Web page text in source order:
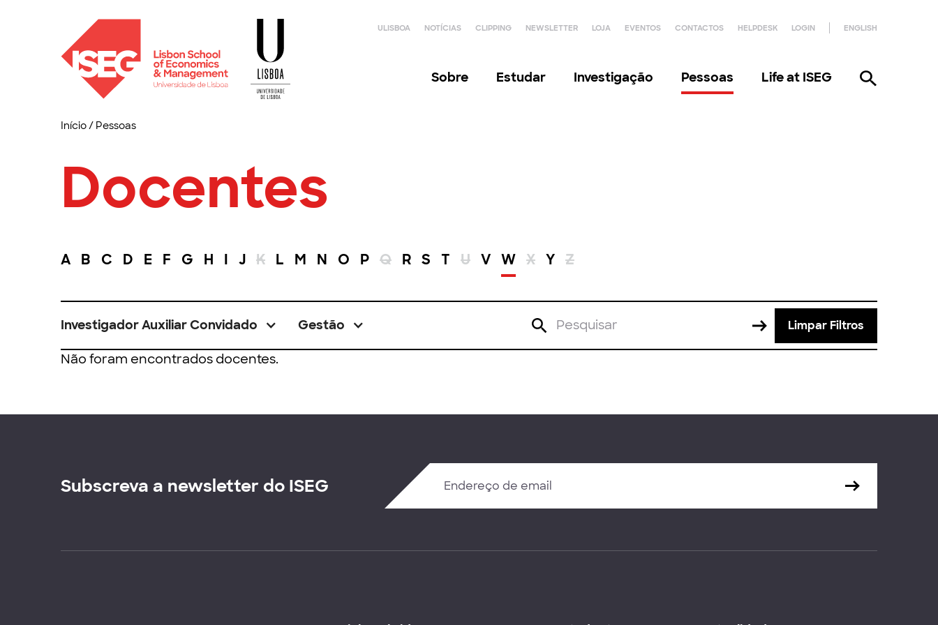
ULISBOA NOTÍCIAS CLIPPING NEWSLETTER LOJA EVENTOS CONTACTOS HELPDESK LOGIN ENGLISH
Sobre Estudar Investigação Pessoas Life at ISEG
Início/ Pessoas
Docentes
A B C D E F G H I J K L M N O P Q R S T U V W X Y Z
Investigador Auxiliar Convidado Gestão Limpar Filtros
Não foram encontrados docentes.
Subscreva a newsletter do ISEG